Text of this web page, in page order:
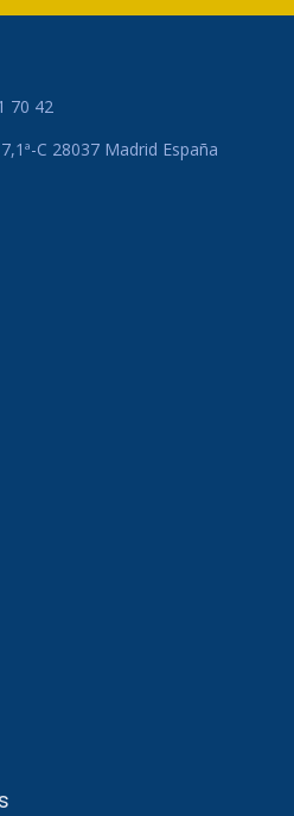
70 42
C 28037 Madrid España